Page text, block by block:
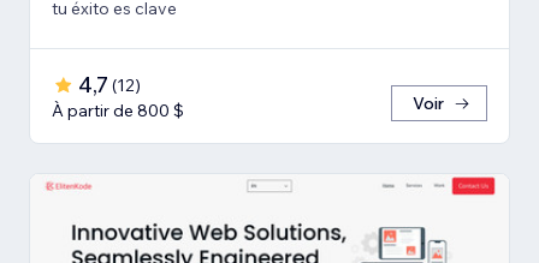
tu éxito es clave
4,7 (12)
À partir de 800 $
Voir